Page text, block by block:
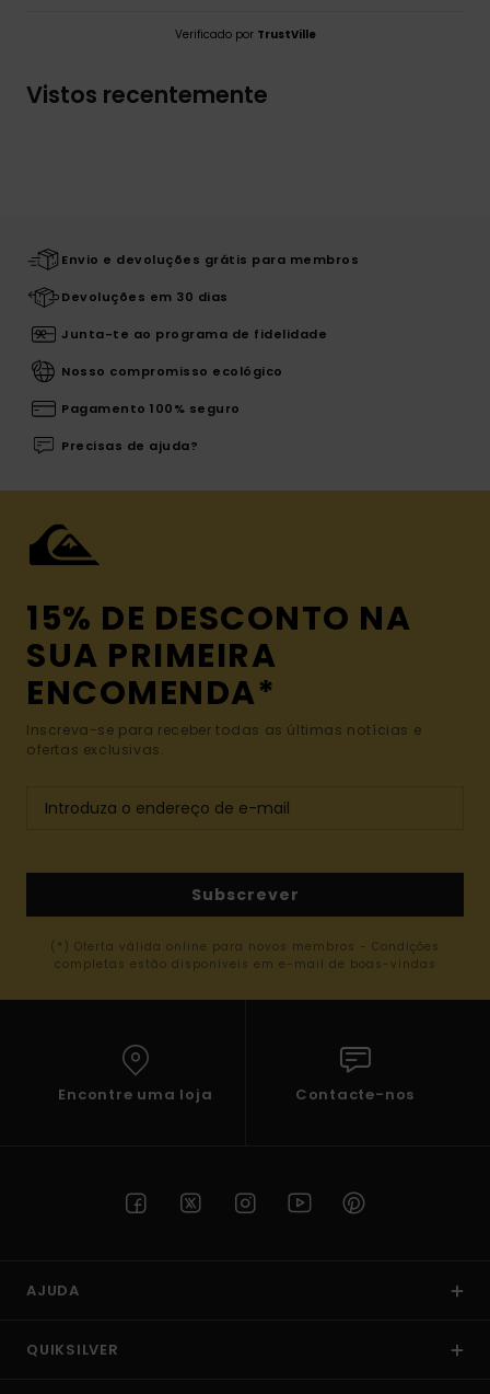
Verificado por TrustVille
Vistos recentemente
Envio e devoluções grátis para membros
Devoluções em 30 dias
Junta-te ao programa de fidelidade
Nosso compromisso ecológico
Pagamento 100% seguro
Precisas de ajuda?
15% DE DESCONTO NA
SUA PRIMEIRA
ENCOMENDA*
Inscreva-se para receber todas as últimas notícias e
ofertas exclusivas.
Subscrever
(*) Oferta válida online para novos membros - Condições
completas estão disponíveis em e-mail de boas-vindas
Encontre uma loja Contacte-nos
AJUDA
QUIKSILVER